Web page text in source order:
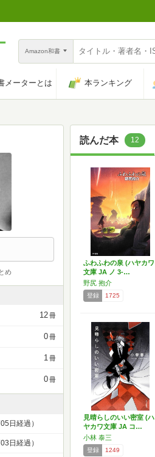
Amazon和書
メーターとは 本ランキング
読んだ本 12
ふわふわの泉 (ハヤカワ
文庫 JA ノ 3-…
野尻 抱介
登録 1725
見晴らしのいい密室 (ハ
ヤカワ文庫 JA コ…
小林 泰三
登録 1249
め
12冊
0冊
1冊
0冊
日経過）
日経過）